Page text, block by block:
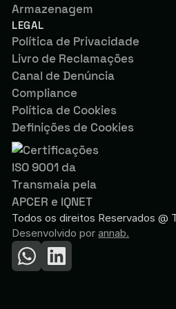
Armazenagem
LEGAL
Política de Privacidade
Livro de Reclamações
Canal de Denúncia
Compliance
Política de Cookies
Definições de Cookies
Todos os direitos Reservados @
Desenvolvido porannab.